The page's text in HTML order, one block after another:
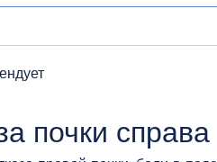
почки справа